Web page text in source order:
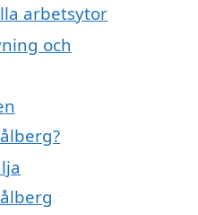
arbetsytor
och